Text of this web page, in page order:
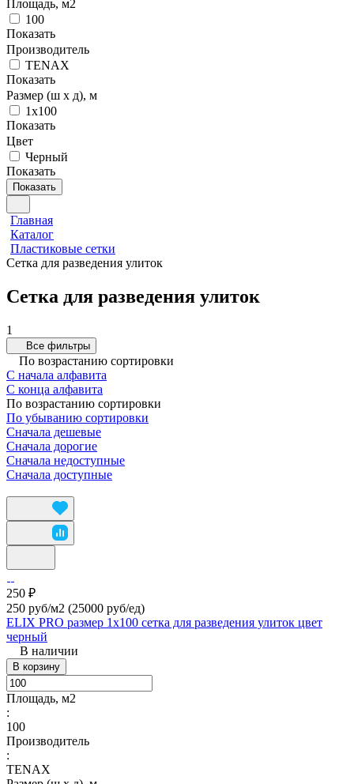
Площадь, м2
100
Показать
Производитель
TENAX
Показать
Размер (ш х д), м
1х100
Показать
Цвет
Черный
Показать
Показать
Главная
Каталог
Пластиковые сетки
Сетка для разведения улиток
Сетка для разведения улиток
1
Все фильтры
По возрастанию сортировки
С начала алфавита
С конца алфавита
По возрастанию сортировки
По убыванию сортировки
Сначала дешевые
Сначала дорогие
Сначала недоступные
Сначала доступные
250 ₽
250 руб/м2 (25000 руб/eд)
ELIX PRO размер 1х100 сетка для разведения улиток цвет
черный
В наличии
В корзину
Площадь, м2
:
100
Производитель
:
TENAX